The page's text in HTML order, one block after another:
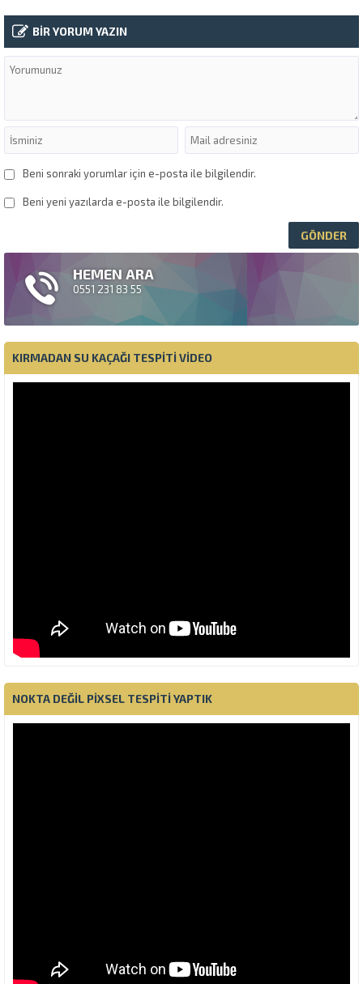
BİR YORUM YAZIN
Beni sonraki yorumlar için e-posta ile bilgilendir.
Beni yeni yazılarda e-posta ile bilgilendir.
HEMEN ARA
0551 231 83 55
KIRMADAN SU KAÇAĞI TESPITI VIDEO
NOKTA DEĞIL PIXSEL TESPITI YAPTIK